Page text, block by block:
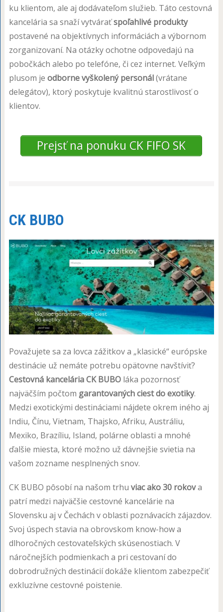
ku klientom, ale aj dodávateľom služieb. Táto cestovná
kancelária sa snaží vytváraťspoľahlivé produkty
postavené na objektívnych informáciách a výbornom
zorganizovaní. Na otázky ochotne odpovedajú na
pobočkách alebo po telefóne, či cez internet. Veľkým
plusom je odborne vyškolený personál(vrátane
delegátov), ktorý poskytuje kvalitnú starostlivosť o
klientov.
Prejsť na ponuku CK FIFO SK
CK BUBO
Považujete sa za lovca zážitkov a „klasické“ európske
destinácie už nemáte potrebu opätovne navštíviť?
Cestovná kancelária CK BUBOláka pozornosť
najväčším počtom garantovaných ciest do exotiky.
Medzi exotickými destináciami nájdete okrem iného aj
Indiu, Čínu, Vietnam, Thajsko, Afriku, Austráliu,
Mexiko, Brazíliu, Island, polárne oblasti a mnohé
ďalšie miesta, ktoré možno už dávnejšie svietia na
vašom zozname nesplnených snov.
CK BUBO pôsobí na našom trhu viac ako 30 rokova
patrí medzi najväčšie cestovné kancelárie na
Slovensku aj v Čechách v oblasti poznávacích zájazdov.
Svoj úspech stavia na obrovskom know-how a
dlhoročných cestovateľských skúsenostiach. V
náročnejších podmienkach a pri cestovaní do
dobrodružných destinácií dokáže klientom zabezpečiť
exkluzívne cestovné poistenie.